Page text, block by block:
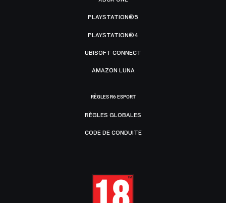
PLAYSTATION®5
PLAYSTATION®4
UBISOFT CONNECT
AMAZON LUNA
RÈGLES R6 ESPORT
RÈGLES GLOBALES
CODE DE CONDUITE